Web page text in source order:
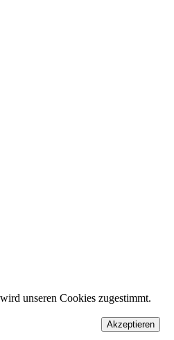
unseren Cookies zugestimmt.
Akzeptieren